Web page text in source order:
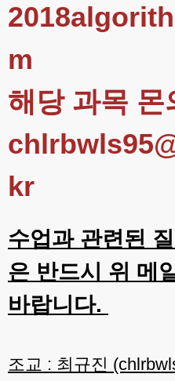
m
해당 과목 몬
kr
수업과 관련된
은 반드시 위 메
바랍니다.
조교 : 최규진